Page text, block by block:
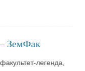
ЗемФак
легенда,